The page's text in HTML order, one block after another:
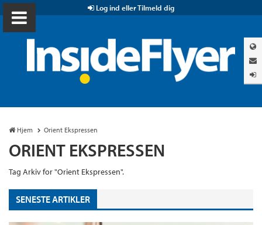
Log ind eller Tilmeld dig
Hjem Orient Ekspressen
ORIENT EKSPRESSEN
Tag Arkiv for "Orient Ekspressen".
SENESTE ARTIKLER